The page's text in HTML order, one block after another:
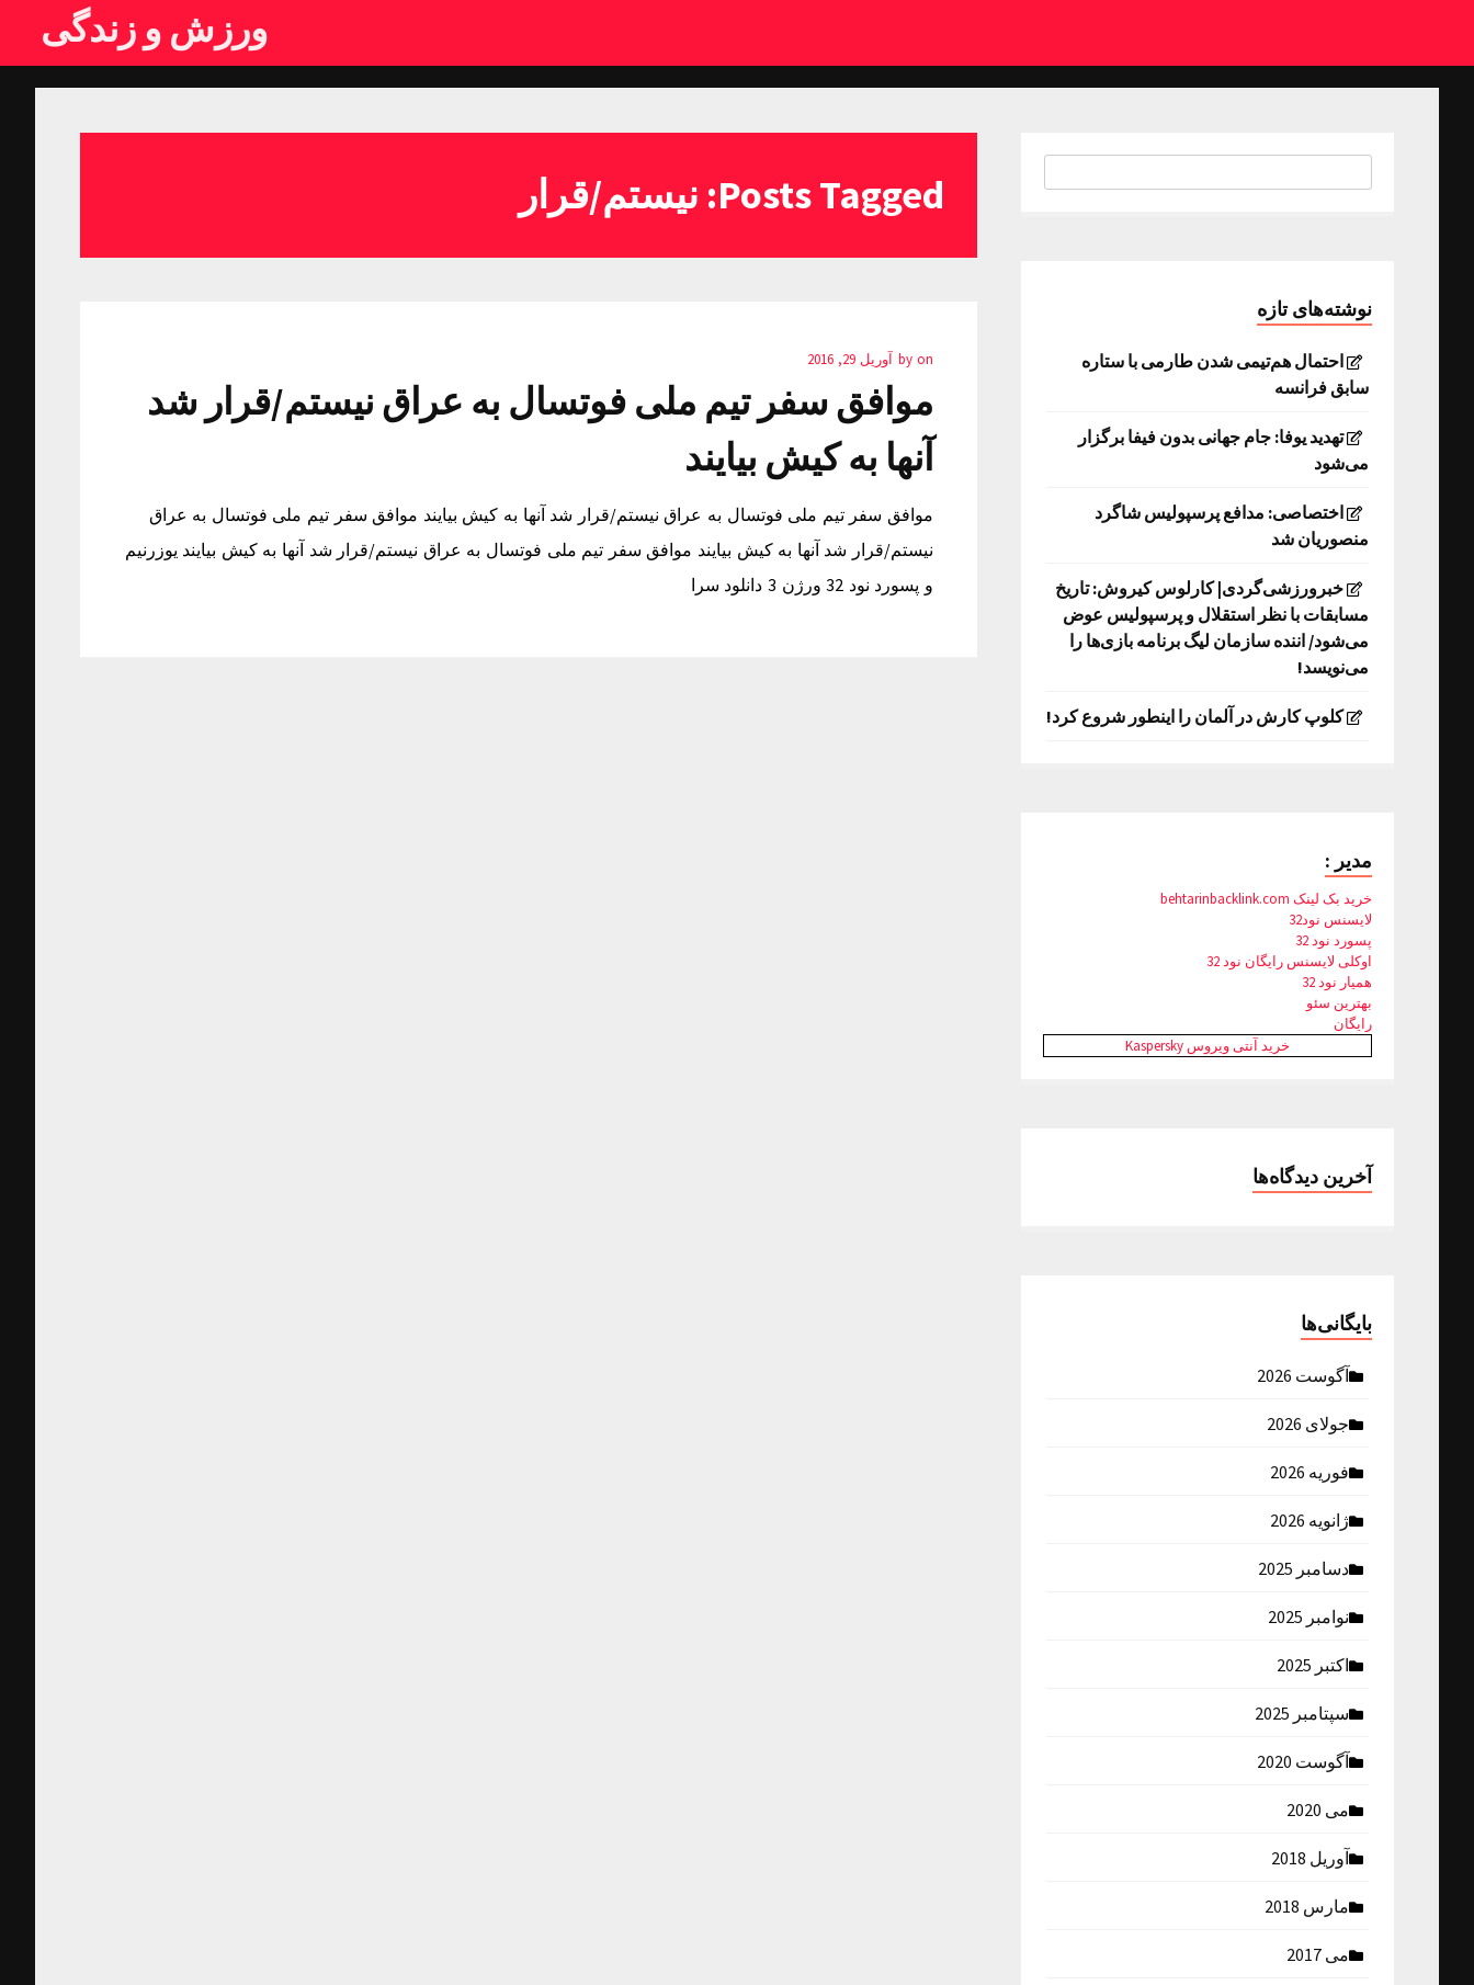
ورزش و زندگی
Posts Tagged: نیستم/قرار
by on آوریل 29, 2016
موافق سفر تیم ملی فوتسال به عراق نیستم/قرار شد
آنها به کیش بیایند
موافق سفر تیم ملی فوتسال به عراق نیستم/قرار شد آنها به کیش بیایند موافق سفر تیم ملی فوتسال به عراق
نیستم/قرار شد آنها به کیش بیایند موافق سفر تیم ملی فوتسال به عراق نیستم/قرار شد آنها به کیش بیایند یوزرنیم
و پسورد نود 32 ورژن 3 دانلود سرا
نوشته‌های تازه
احتمال هم‌تیمی شدن طارمی با ستاره
سابق فرانسه
تهدید یوفا: جام جهانی بدون فیفا برگزار
می‌شود
اختصاصی: مدافع پرسپولیس شاگرد
منصوریان شد
خبرورزشی‌گردی| کارلوس کیروش: تاریخ
مسابقات با نظر استقلال و پرسپولیس عوض
می‌شود/ اننده سازمان لیگ برنامه بازی‌ها را
می‌نویسد!
کلوپ کارش در آلمان را اینطور شروع کرد!
مدیر :
خرید بک لینک behtarinbacklink.com
لایسنس نود32
پسورد نود 32
اوکلی لایسنس رایگان نود 32
همیار نود 32
بهترین سئو
رایگان
خرید آنتی ویروس Kaspersky
آخرین دیدگاه‌ها
بایگانی‌ها
آگوست 2026
جولای 2026
فوریه 2026
ژانویه 2026
دسامبر 2025
نوامبر 2025
اکتبر 2025
سپتامبر 2025
آگوست 2020
می 2020
آوریل 2018
مارس 2018
می 2017